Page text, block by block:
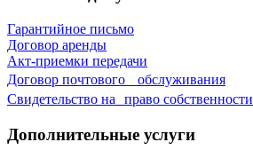
Гарантийное письмо
Договор аренды
Акт-приемки передачи
Договор почтового обслуживания
Свидетельствo на право собственности
Дополнительные услуги